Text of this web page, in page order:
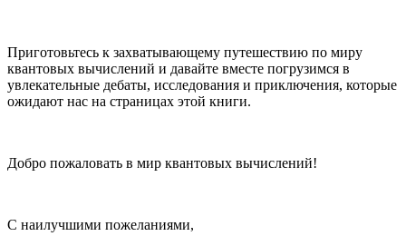
Приготовьтесь к захватывающему путешествию по миру
квантовых вычислений и давайте вместе погрузимся в
увлекательные дебаты, исследования и приключения, которые
ожидают нас на страницах этой книги.
Добро пожаловать в мир квантовых вычислений!
С наилучшими пожеланиями,